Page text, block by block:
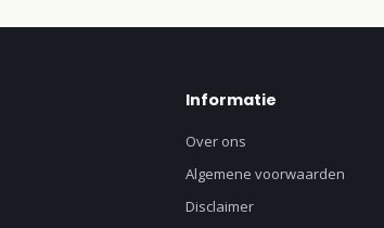
Informatie
Over ons
Algemene voorwaarden
Disclaimer